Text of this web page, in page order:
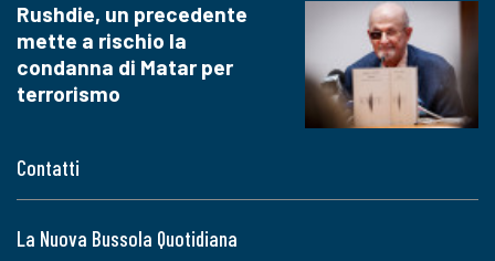
Contatti
La Nuova Bussola Quotidiana
Rushdie, un precedente
mette a rischio la
condanna di Matar per
terrorismo